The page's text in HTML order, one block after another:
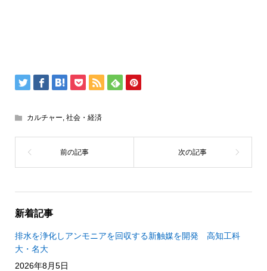
カルチャー, 社会・経済
新着記事
排水を浄化しアンモニアを回収する新触媒を開発 高知工科
大・名大
2026年8月5日